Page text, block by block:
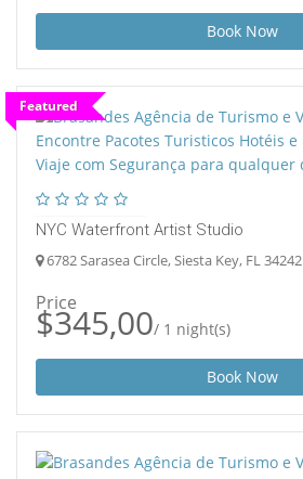
Book Now
Featured
NYC Waterfront Artist Studio
6782 Sarasea Circle, Siesta Key, FL 34242
Price
$345,00/ 1 night(s)
Book Now